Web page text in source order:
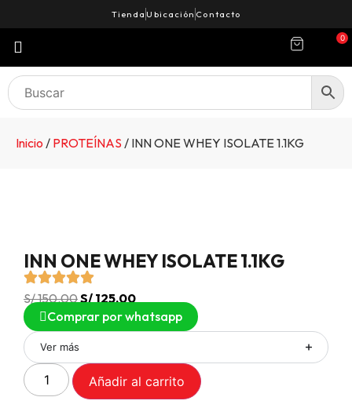
Tienda Ubicación Contacto
0
Inicio / PROTEÍNAS / INN ONE WHEY ISOLATE 1.1KG
INN ONE WHEY ISOLATE 1.1KG
S/150.00S/125.00
Comprar por whatsapp
Ver más
Añadir al carrito